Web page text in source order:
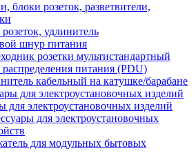
блоки розеток, разветвители,
удлинитель
шнур питания
розетки мультистандартный
питания (PDU)
кабельный на катушке/барабане
для электроустановочных изделий
для электроустановочных
для модульных бытовых